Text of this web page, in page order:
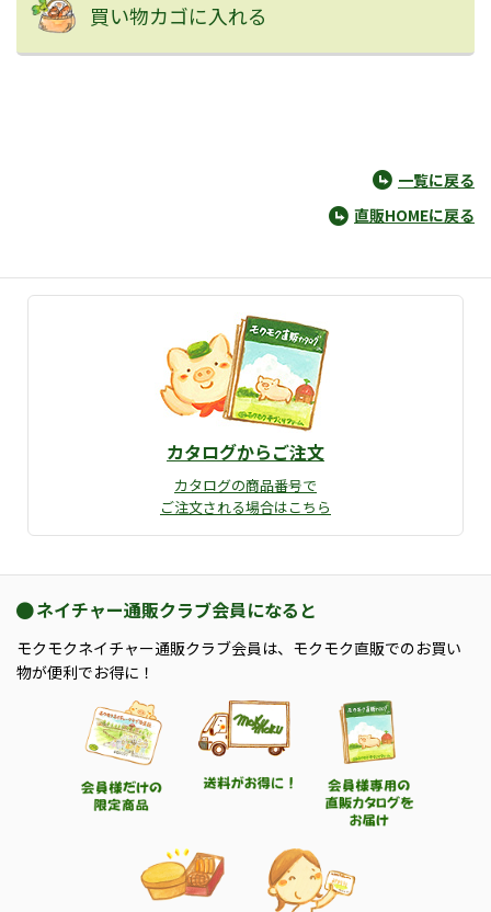
買い物カゴに入れる
一覧に戻る
直販HOMEに戻る
カタログからご注文
カタログの商品番号で
ご注文される場合はこちら
ネイチャー通販クラブ会員になると
モクモクネイチャー通販クラブ会員は、モクモク直販でのお買い
物が便利でお得に！